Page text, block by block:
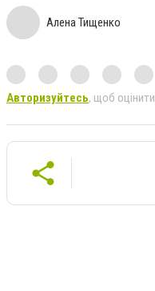
Алена Тищенко
Авторизуйтесь, щоб оцінити